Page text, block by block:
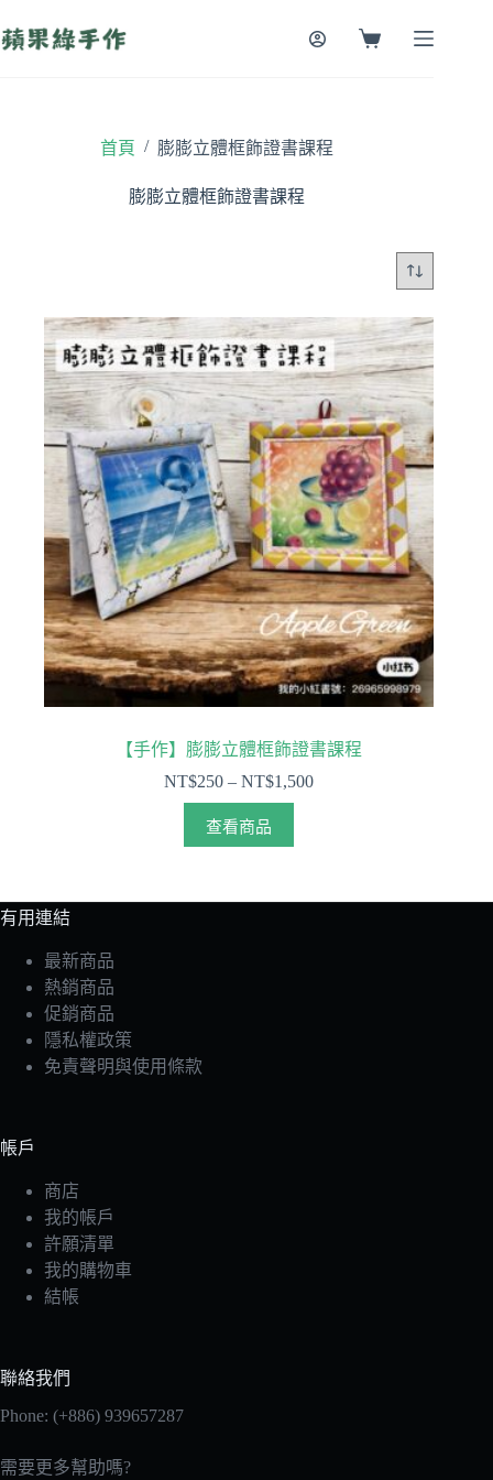
至
購
首頁 / 膨膨立體框飾證書課程
膨膨立體框飾證書課程
【手作】膨膨立體框飾證書課程
NT$250 –NT$1,500
查看商品
有用連結
最新商品
熱銷商品
促銷商品
隱私權政策
免責聲明與使用條款
帳戶
商店
我的帳戶
許願清單
我的購物車
結帳
聯絡我們
Phone: (+886) 939657287
需要更多幫助嗎?